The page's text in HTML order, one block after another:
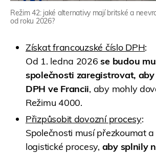
Režim 42: jaké alternativy mají britské a
od roku 2026?
Získat francouzské číslo DPH:
Od 1. ledna 2026se budou
společnosti zaregistrovat,
DPH ve Francii, aby mohly
Režimu 4000.
Přizpůsobit dovozní procesy:
Společnosti musí přezkoumat
logistické procesy, aby splnily